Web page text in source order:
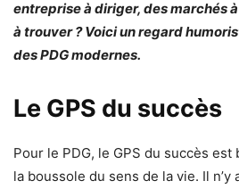
entreprise à diriger, des marchés
à trouver ? Voici un regard
des PDG modernes.
Le GPS du succès
Pour le PDG, le GPS du succès
la boussole du sens de la vie. Il n’y